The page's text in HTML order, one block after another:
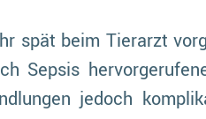
spät beim Tierarzt
Sepsis
jedoch